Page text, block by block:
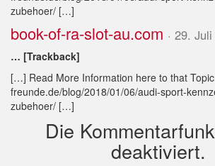
zubehoer/ […]
book-of-ra-slot-au.com · 29.
… [Trackback]
[…] Read More Information here to that
freunde.de/blog/2018/01/06/audi-sport-
zubehoer/ […]
Die
deaktiviert.